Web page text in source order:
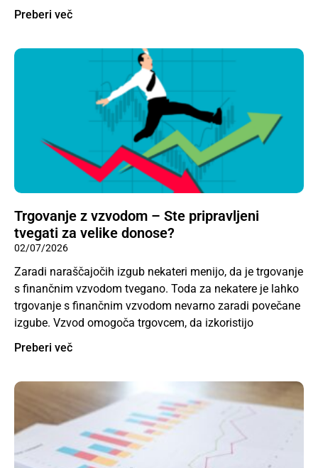
Preberi več
Trgovanje z vzvodom – Ste pripravljeni
tvegati za velike donose?
02/07/2026
Zaradi naraščajočih izgub nekateri menijo, da je trgovanje
s finančnim vzvodom tvegano. Toda za nekatere je lahko
trgovanje s finančnim vzvodom nevarno zaradi povečane
izgube. Vzvod omogoča trgovcem, da izkoristijo
Preberi več